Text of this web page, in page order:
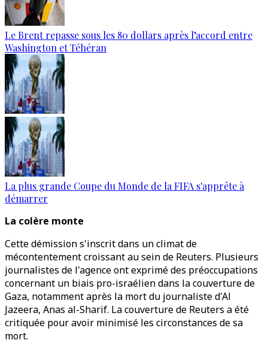
Le Brent repasse sous les 80 dollars après l’accord entre
Washington et Téhéran
La plus grande Coupe du Monde de la FIFA s'apprête à
démarrer
La colère monte
Cette démission s'inscrit dans un climat de
mécontentement croissant au sein de Reuters. Plusieurs
journalistes de l'agence ont exprimé des préoccupations
concernant un biais pro-israélien dans la couverture de
Gaza, notamment après la mort du journaliste d'Al
Jazeera, Anas al-Sharif. La couverture de Reuters a été
critiquée pour avoir minimisé les circonstances de sa
mort.